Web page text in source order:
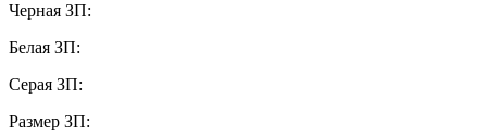
Черная ЗП:
Белая ЗП:
Серая ЗП:
Размер ЗП: